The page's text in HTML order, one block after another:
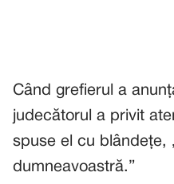
Când grefierul a
judecătorul a privit
spuse el cu blândețe,
dumneavoastră.”